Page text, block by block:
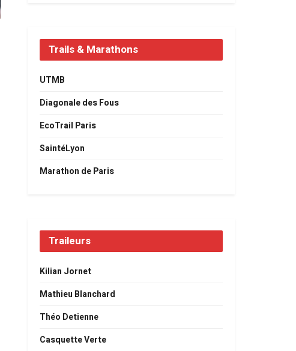
Trails & Marathons
UTMB
Diagonale des Fous
EcoTrail Paris
SaintéLyon
Marathon de Paris
Traileurs
Kilian Jornet
Mathieu Blanchard
Théo Detienne
Casquette Verte